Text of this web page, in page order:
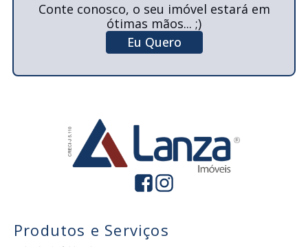
Conte conosco, o seu imóvel estará em
ótimas mãos... ;)
Eu Quero
Produtos e Serviços